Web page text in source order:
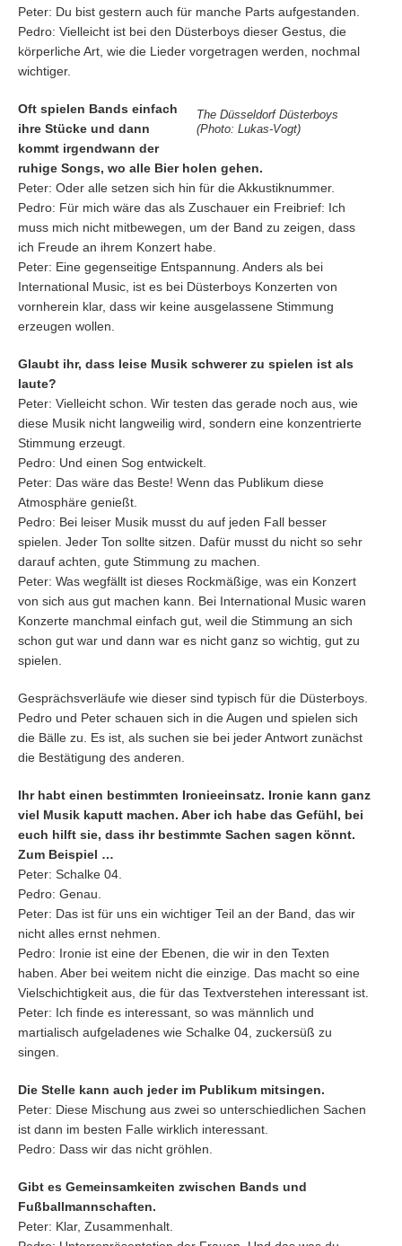
Peter: Du bist gestern auch für manche Parts aufgestanden.
Pedro: Vielleicht ist bei den Düsterboys dieser Gestus, die
körperliche Art, wie die Lieder vorgetragen werden, nochmal
wichtiger.
The Düsseldorf Düsterboys
(Photo: Lukas-Vogt)
Oft spielen Bands einfach
ihre Stücke und dann
kommt irgendwann der
ruhige Songs, wo alle Bier holen gehen.
Peter: Oder alle setzen sich hin für die Akkustiknummer.
Pedro: Für mich wäre das als Zuschauer ein Freibrief: Ich
muss mich nicht mitbewegen, um der Band zu zeigen, dass
ich Freude an ihrem Konzert habe.
Peter: Eine gegenseitige Entspannung. Anders als bei
International Music, ist es bei Düsterboys Konzerten von
vornherein klar, dass wir keine ausgelassene Stimmung
erzeugen wollen.
Glaubt ihr, dass leise Musik schwerer zu spielen ist als
laute?
Peter: Vielleicht schon. Wir testen das gerade noch aus, wie
diese Musik nicht langweilig wird, sondern eine konzentrierte
Stimmung erzeugt.
Pedro: Und einen Sog entwickelt.
Peter: Das wäre das Beste! Wenn das Publikum diese
Atmosphäre genießt.
Pedro: Bei leiser Musik musst du auf jeden Fall besser
spielen. Jeder Ton sollte sitzen. Dafür musst du nicht so sehr
darauf achten, gute Stimmung zu machen.
Peter: Was wegfällt ist dieses Rockmäßige, was ein Konzert
von sich aus gut machen kann. Bei International Music waren
Konzerte manchmal einfach gut, weil die Stimmung an sich
schon gut war und dann war es nicht ganz so wichtig, gut zu
spielen.
Gesprächsverläufe wie dieser sind typisch für die Düsterboys.
Pedro und Peter schauen sich in die Augen und spielen sich
die Bälle zu. Es ist, als suchen sie bei jeder Antwort zunächst
die Bestätigung des anderen.
Ihr habt einen bestimmten Ironieeinsatz. Ironie kann ganz
viel Musik kaputt machen. Aber ich habe das Gefühl, bei
euch hilft sie, dass ihr bestimmte Sachen sagen könnt.
Zum Beispiel …
Peter: Schalke 04.
Pedro: Genau.
Peter: Das ist für uns ein wichtiger Teil an der Band, das wir
nicht alles ernst nehmen.
Pedro: Ironie ist eine der Ebenen, die wir in den Texten
haben. Aber bei weitem nicht die einzige. Das macht so eine
Vielschichtigkeit aus, die für das Textverstehen interessant ist.
Peter: Ich finde es interessant, so was männlich und
martialisch aufgeladenes wie Schalke 04, zuckersüß zu
singen.
Die Stelle kann auch jeder im Publikum mitsingen.
Peter: Diese Mischung aus zwei so unterschiedlichen Sachen
ist dann im besten Falle wirklich interessant.
Pedro: Dass wir das nicht gröhlen.
Gibt es Gemeinsamkeiten zwischen Bands und
Fußballmannschaften.
Peter: Klar, Zusammenhalt.